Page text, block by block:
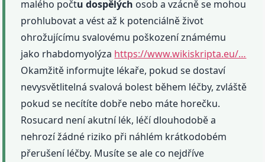
malého počtu dospělých osob a vzácně se mohou
prohlubovat a vést až k potenciálně život
ohrožujícímu svalovému poškození známému
jako rhabdomyolýza https://www.wikiskripta.eu/…
Okamžitě informujte lékaře, pokud se dostaví
nevysvětlitelná svalová bolest během léčby, zvláště
pokud se necítíte dobře nebo máte horečku.
Rosucard není akutní lék, léčí dlouhodobě a
nehrozí žádné riziko při náhlém krátkodobém
přerušení léčby. Musíte se ale co nejdříve